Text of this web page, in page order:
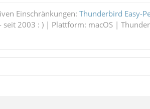
Einschränkungen: Thunderbird Easy-
2003 : ) | Plattform: macOS |